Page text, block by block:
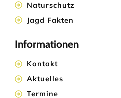
Naturschutz
Jagd Fakten
Informationen
Kontakt
Aktuelles
Termine